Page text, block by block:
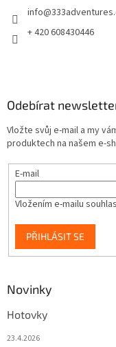
info@
+ 420 608430446
Odebírat
Vložte svůj e-mail a my
produktech na našem e-
E-mail
Vložením e-mailu
PŘIHLÁSIT SE
Novinky
Hotovky
23.4.2026